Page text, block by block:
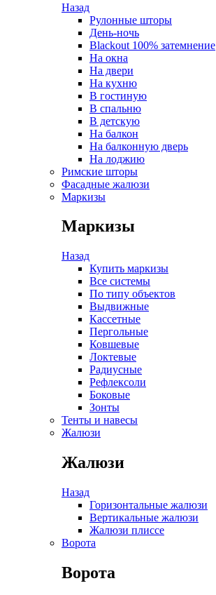
Назад
Рулонные шторы
День-ночь
Blackout 100% затемнение
На окна
На двери
На кухню
В гостиную
В спальню
В детскую
На балкон
На балконную дверь
На лоджию
Римские шторы
Фасадные жалюзи
Маркизы
Маркизы
Назад
Купить маркизы
Все системы
По типу объектов
Выдвижные
Кассетные
Пергольные
Ковшевые
Локтевые
Радиусные
Рефлексоли
Боковые
Зонты
Тенты и навесы
Жалюзи
Жалюзи
Назад
Горизонтальные жалюзи
Вертикальные жалюзи
Жалюзи плиссе
Ворота
Ворота